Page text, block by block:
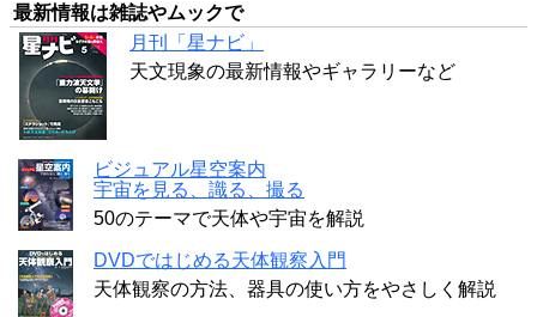
最新情報は雑誌やムックで
月刊「星ナビ」
天文現象の最新情報やギャラリーなど
ビジュアル星空案内
宇宙を見る、識る、撮る
50のテーマで天体や宇宙を解説
DVDではじめる天体観察入門
天体観察の方法、器具の使い方をやさしく解説